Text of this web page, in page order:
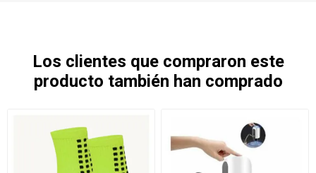
Los clientes que compraron este
producto también han comprado